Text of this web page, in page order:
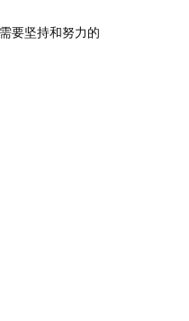
要坚持和努力的